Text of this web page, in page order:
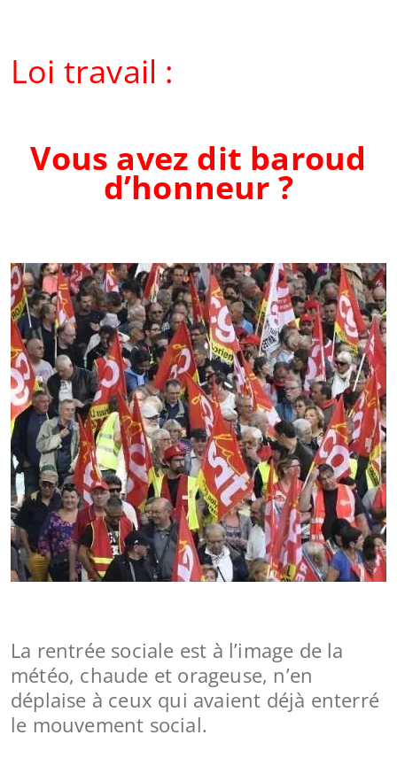
Loi travail :
Vous avez dit baroud
d’honneur ?
La rentrée sociale est à l’image de la
météo, chaude et orageuse, n’en
déplaise à ceux qui avaient déjà enterré
le mouvement social.